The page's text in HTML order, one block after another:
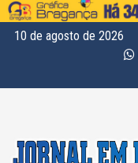
10 de agosto de 2026